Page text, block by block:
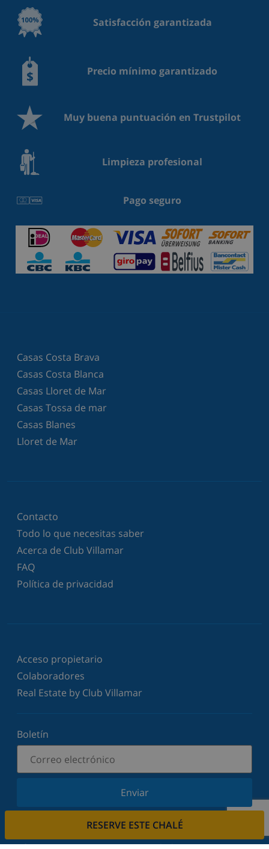
RESERVE ESTE CHALÉ
Satisfacción garantizada
Precio mínimo garantizado
Muy buena puntuación en Trustpilot
Limpieza profesional
Pago seguro
Casas Costa Brava
Casas Costa Blanca
Casas Lloret de Mar
Casas Tossa de mar
Casas Blanes
Lloret de Mar
Contacto
Todo lo que necesitas saber
Acerca de Club Villamar
FAQ
Política de privacidad
Acceso propietario
Colaboradores
Real Estate by Club Villamar
Boletín
Enviar
Suscríbase a nuestro boletín y manténgase